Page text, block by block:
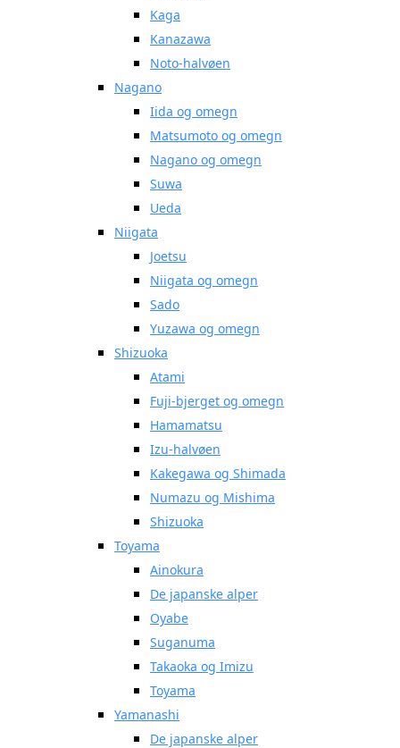
Kaga
Kanazawa
Noto-halvøen
Nagano
Iida og omegn
Matsumoto og omegn
Nagano og omegn
Suwa
Ueda
Niigata
Joetsu
Niigata og omegn
Sado
Yuzawa og omegn
Shizuoka
Atami
Fuji-bjerget og omegn
Hamamatsu
Izu-halvøen
Kakegawa og Shimada
Numazu og Mishima
Shizuoka
Toyama
Ainokura
De japanske alper
Oyabe
Suganuma
Takaoka og Imizu
Toyama
Yamanashi
De japanske alper